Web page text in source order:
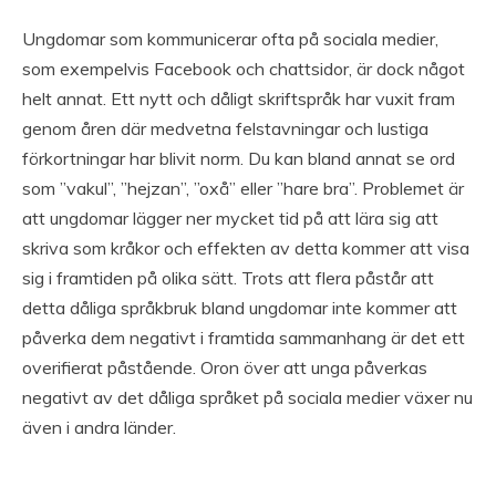
Ungdomar som kommunicerar ofta på sociala medier,
som exempelvis Facebook och chattsidor, är dock något
helt annat. Ett nytt och dåligt skriftspråk har vuxit fram
genom åren där medvetna felstavningar och lustiga
förkortningar har blivit norm. Du kan bland annat se ord
som ”vakul”, ”hejzan”, ”oxå” eller ”hare bra”. Problemet är
att ungdomar lägger ner mycket tid på att lära sig att
skriva som kråkor och effekten av detta kommer att visa
sig i framtiden på olika sätt. Trots att flera påstår att
detta dåliga språkbruk bland ungdomar inte kommer att
påverka dem negativt i framtida sammanhang är det ett
overifierat påstående. Oron över att unga påverkas
negativt av det dåliga språket på sociala medier växer nu
även i andra länder.